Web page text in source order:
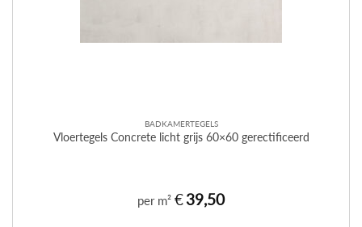
BADKAMERTEGELS
Vloertegels Concrete licht grijs 60×60 gerectificeerd
per m² €39,50